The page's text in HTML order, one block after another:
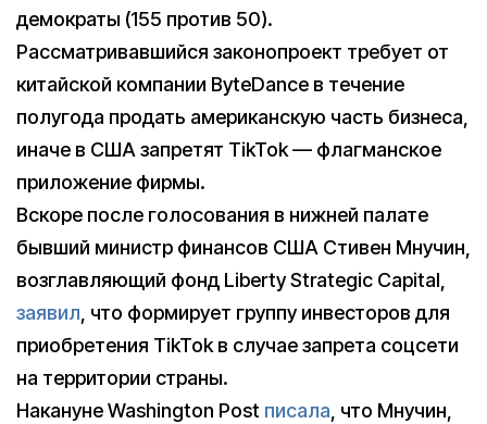
демократы (155 против 50).
Рассматривавшийся законопроект требует от
китайской компании ByteDance в течение
полугода продать американскую часть бизнеса,
иначе в США запретят TikTok — флагманское
приложение фирмы.
Вскоре после голосования в нижней палате
бывший министр финансов США Стивен Мнучин,
возглавляющий фонд Liberty Strategic Capital,
заявил, что формирует группу инвесторов для
приобретения TikTok в случае запрета соцсети
на территории страны.
Накануне Washington Post писала, что Мнучин,